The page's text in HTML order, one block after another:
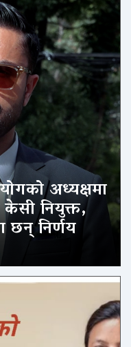
अध्यक्षमा
केसी नियुक्त,
छन् निर्णय